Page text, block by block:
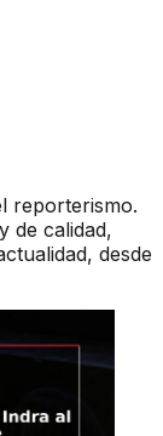
reporterismo.
de calidad,
desde